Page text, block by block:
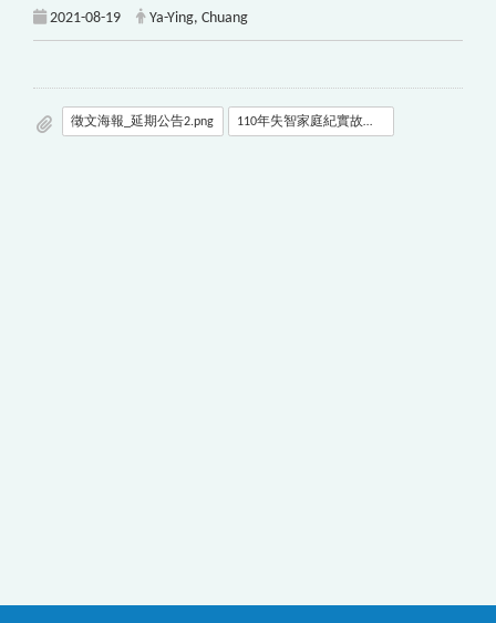
2021-08-19 Ya-Ying, Chuang
徵文海報_延期公告2.png 110年失智家庭紀實故事徵文辦法_延期版本.pdf